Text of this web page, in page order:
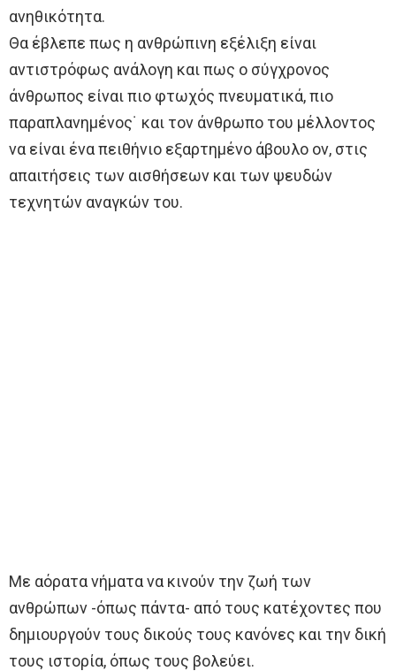
ανηθικότητα.
Θα έβλεπε πως η ανθρώπινη εξέλιξη είναι
αντιστρόφως ανάλογη και πως ο σύγχρονος
άνθρωπος είναι πιο φτωχός πνευματικά, πιο
παραπλανημένος˙ και τον άνθρωπο του μέλλοντος
να είναι ένα πειθήνιο εξαρτημένο άβουλο ον, στις
απαιτήσεις των αισθήσεων και των ψευδών
τεχνητών αναγκών του.
Με αόρατα νήματα να κινούν την ζωή των
ανθρώπων -όπως πάντα- από τους κατέχοντες που
δημιουργούν τους δικούς τους κανόνες και την δική
τους ιστορία, όπως τους βολεύει.